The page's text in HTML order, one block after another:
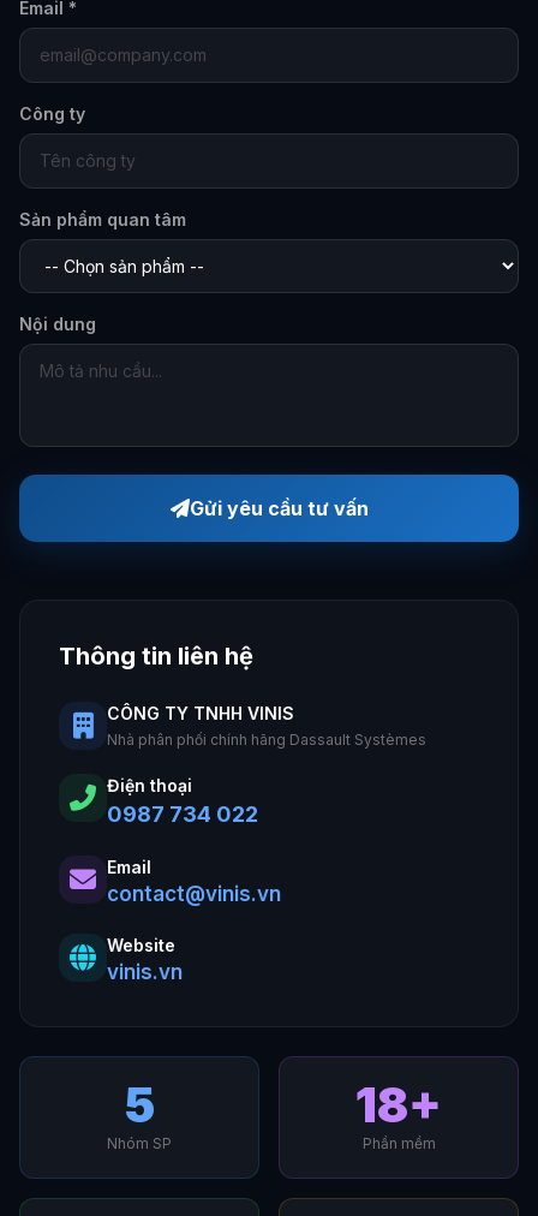
Email *
Công ty
Sản phẩm quan tâm
Nội dung
Gửi yêu cầu tư vấn
Thông tin liên hệ
CÔNG TY TNHH VINIS
Nhà phân phối chính hãng Dassault Systèmes
Điện thoại
0987 734 022
Email
contact@vinis.vn
Website
vinis.vn
5
Nhóm SP
18+
Phần mềm